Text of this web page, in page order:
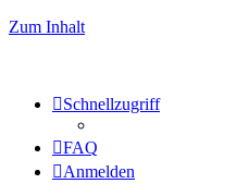
Zum Inhalt
Schnellzugriff
FAQ
Anmelden